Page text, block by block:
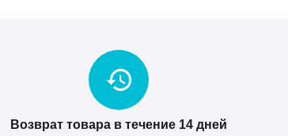
Возврат товара в течение 14 дней